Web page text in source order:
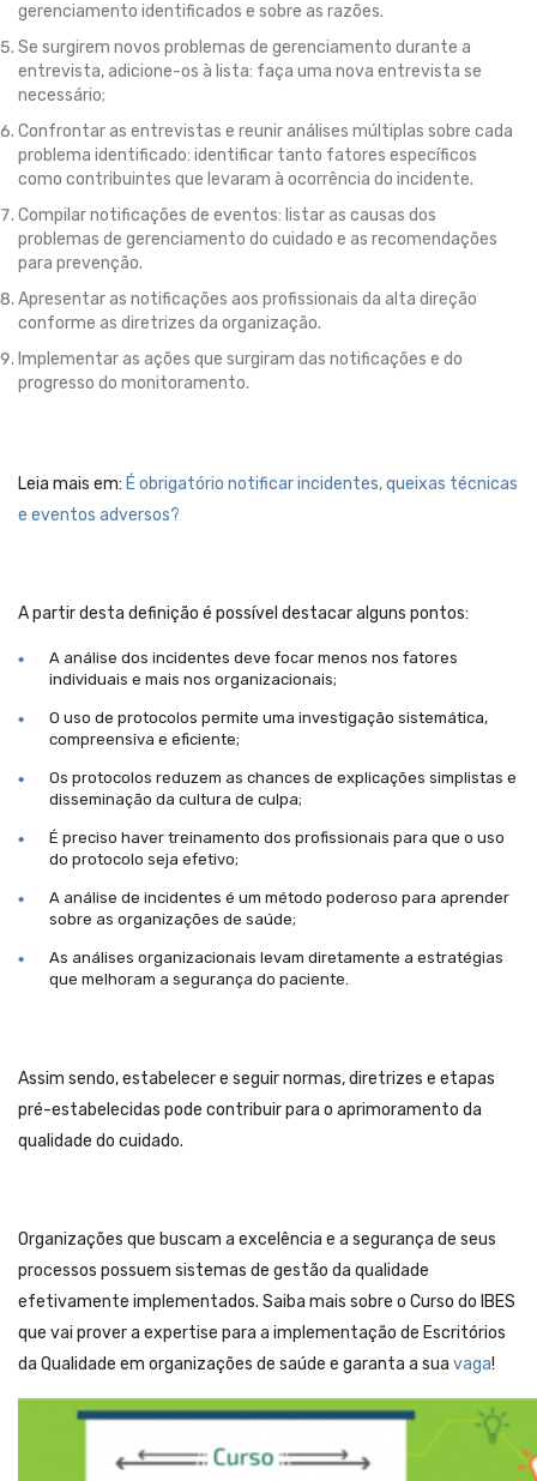
gerenciamento identificados e sobre as razões.
Se surgirem novos problemas de gerenciamento durante a
entrevista, adicione-os à lista: faça uma nova entrevista se
necessário;
Confrontar as entrevistas e reunir análises múltiplas sobre cada
problema identificado: identificar tanto fatores específicos
como contribuintes que levaram à ocorrência do incidente.
Compilar notificações de eventos: listar as causas dos
problemas de gerenciamento do cuidado e as recomendações
para prevenção.
Apresentar as notificações aos profissionais da alta direção
conforme as diretrizes da organização.
Implementar as ações que surgiram das notificações e do
progresso do monitoramento.
Leia mais em: É obrigatório notificar incidentes, queixas técnicas
e eventos adversos?
A partir desta definição é possível destacar alguns pontos:
A análise dos incidentes deve focar menos nos fatores
individuais e mais nos organizacionais;
O uso de protocolos permite uma investigação sistemática,
compreensiva e eficiente;
Os protocolos reduzem as chances de explicações simplistas e
disseminação da cultura de culpa;
É preciso haver treinamento dos profissionais para que o uso
do protocolo seja efetivo;
A análise de incidentes é um método poderoso para aprender
sobre as organizações de saúde;
As análises organizacionais levam diretamente a estratégias
que melhoram a segurança do paciente.
Assim sendo, estabelecer e seguir normas, diretrizes e etapas
pré-estabelecidas pode contribuir para o aprimoramento da
qualidade do cuidado.
Organizações que buscam a excelência e a segurança de seus
processos possuem sistemas de gestão da qualidade
efetivamente implementados. Saiba mais sobre o Curso do IBES
que vai prover a expertise para a implementação de Escritórios
da Qualidade em organizações de saúde e garanta a sua vaga!